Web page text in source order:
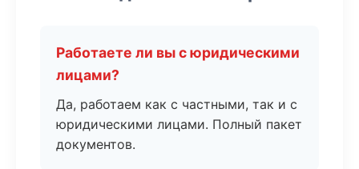
Работаете ли вы с юридическими
лицами?
Да, работаем как с частными, так и с
юридическими лицами. Полный пакет
документов.